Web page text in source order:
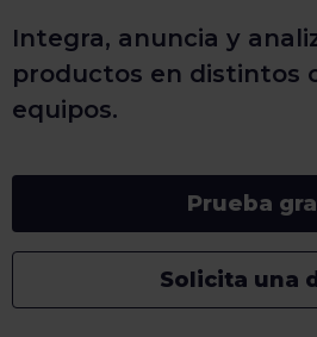
Integra, anuncia y
productos en distintos
equipos.
Prueba
Solicita una